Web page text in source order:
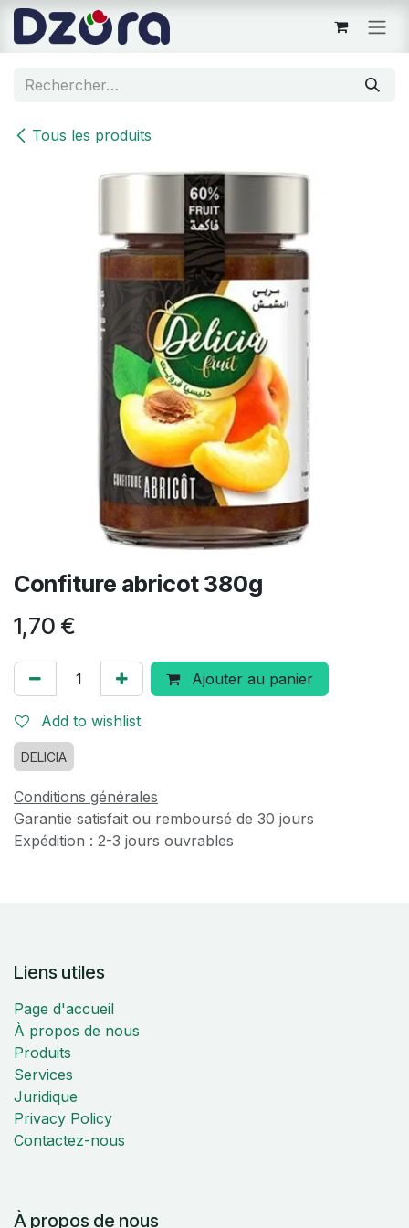
Se rendre au contenu
Tous les produits
Confiture abricot 380g
1,70 €
Ajouter au panier
Add to wishlist
DELICIA
Conditions générales
Garantie satisfait ou remboursé de 30 jours
Expédition : 2-3 jours ouvrables
Liens utiles
Page d'accueil
À propos de nous
Produits
Services
Juridique
Privacy Policy
Contactez-nous
À propos de nous